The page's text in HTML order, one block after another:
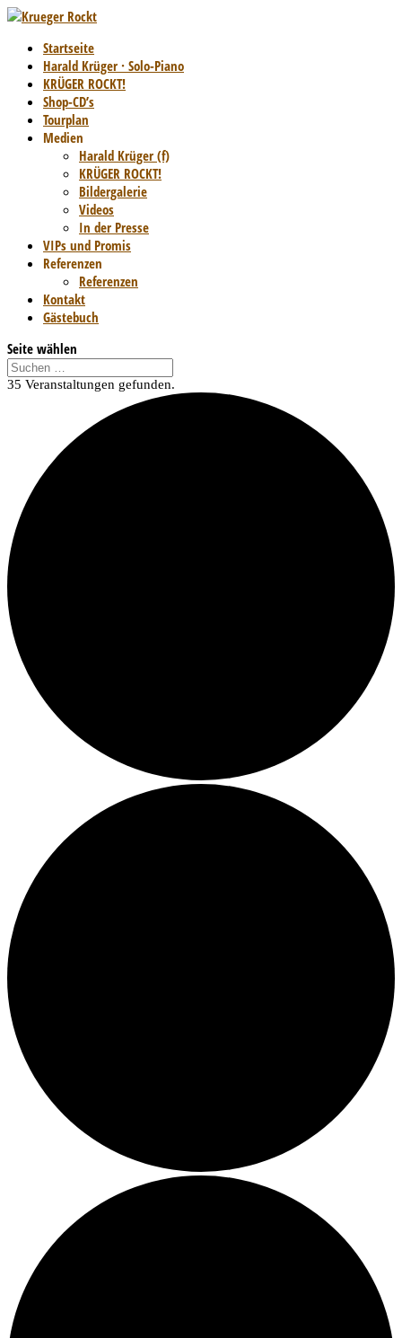
Startseite
Harald Krüger · Solo-Piano
KRÜGER ROCKT!
Shop-CD’s
Tourplan
Medien
Harald Krüger (f)
KRÜGER ROCKT!
Bildergalerie
Videos
In der Presse
VIPs und Promis
Referenzen
Referenzen
Kontakt
Gästebuch
Seite wählen
35 Veranstaltungen gefunden.